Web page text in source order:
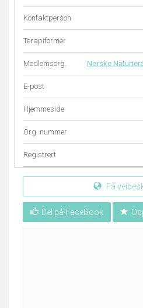
Kontaktperson
Terapiformer
Medlemsorg. Norske
E-post
Hjemmeside
Org. nummer
Registrert
Få
Del på FaceBook